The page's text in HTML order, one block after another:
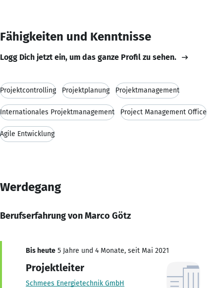
Fähigkeiten und Kenntnisse
Logg Dich jetzt ein, um das ganze Profil zu sehen.
Projektcontrolling Projektplanung Projektmanagement
Internationales Projektmanagement Project Management Office
Agile Entwicklung
Werdegang
Berufserfahrung von Marco Götz
Bis heute 5 Jahre und 4 Monate, seit Mai 2021
Projektleiter
Schmees Energietechnik GmbH